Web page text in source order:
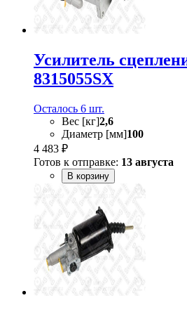
Усилитель
8315055SX
Осталось 6 шт.
Вес [кг]2,6
Диаметр [мм]100
4 483 ₽
Готов к отправке: 13 августа
В корзину